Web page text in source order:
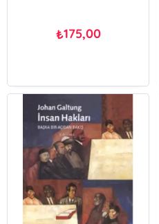
₺175,00